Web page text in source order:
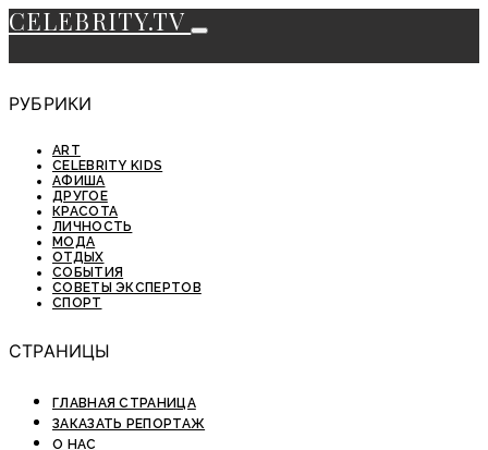
CELEBRITY.TV
РУБРИКИ
ART
CELEBRITY KIDS
АФИША
ДРУГОЕ
КРАСОТА
ЛИЧНОСТЬ
МОДА
ОТДЫХ
СОБЫТИЯ
СОВЕТЫ ЭКСПЕРТОВ
СПОРТ
СТРАНИЦЫ
ГЛАВНАЯ СТРАНИЦА
ЗАКАЗАТЬ РЕПОРТАЖ
О НАС